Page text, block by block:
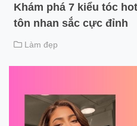
Khám phá 7 kiểu tóc
tôn nhan sắc cực đỉnh
Làm đẹp